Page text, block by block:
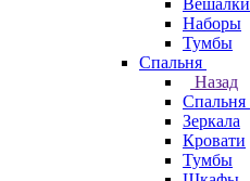
Вешалки
Наборы
Тумбы
Спальня
Назад
Спальня
Зеркала
Кровати
Тумбы